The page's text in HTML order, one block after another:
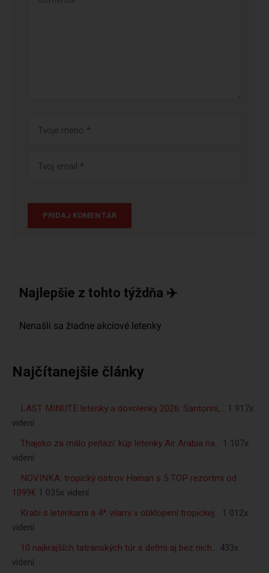
Najlepšie z tohto týždňa ✈️
Najčítanejšie články
LAST MINUTE letenky a dovolenky 2026: Santorini,… 1 917x
videní
Thajsko za málo peňazí: kúp letenky Air Arabia na… 1 107x
videní
NOVINKA: tropický ostrov Hainan s 5 TOP rezortmi od
1099€ 1 035x videní
Krabi s letenkami a 4* vilami v obklopení tropickej… 1 012x
videní
10 najkrajších tatranských túr s deťmi aj bez nich… 433x
videní